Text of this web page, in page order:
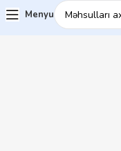
Menyu